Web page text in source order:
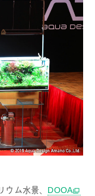
ム水景、 DOOA